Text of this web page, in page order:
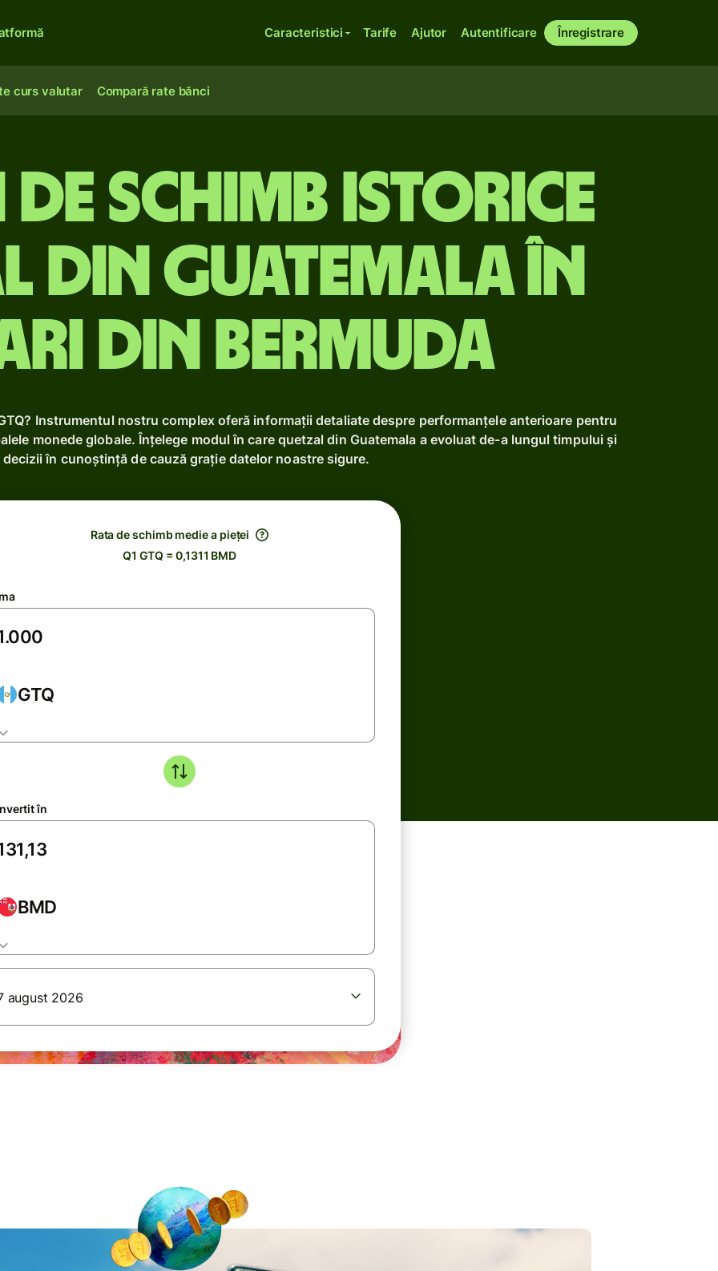
Caracteristici Tarife Ajutor Autentificare Înregistrare
curs valutar Compară rate bănci
schimb istorice
din Guatemala în
din Bermuda
Instrumentul nostru complex oferă informații detaliate despre performanțele anterioare pentru
monede globale. Înțelege modul în care quetzal din Guatemala a evoluat de-a lungul timpului și
decizii în cunoștință de cauză grație datelor noastre sigure.
Rata de schimb medie a pieței
Q1 GTQ = 0,1311 BMD
GTQ
în
BMD
august 2026